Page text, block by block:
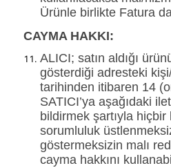
Ürünle birlikte Fatura
CAYMA HAKKI:
ALICI; satın aldığı
gösterdiği adresteki
tarihinden itibaren 14
SATICI’ya aşağıdaki
bildirmek şartıyla
sorumluluk
göstermeksizin malı
cayma hakkını